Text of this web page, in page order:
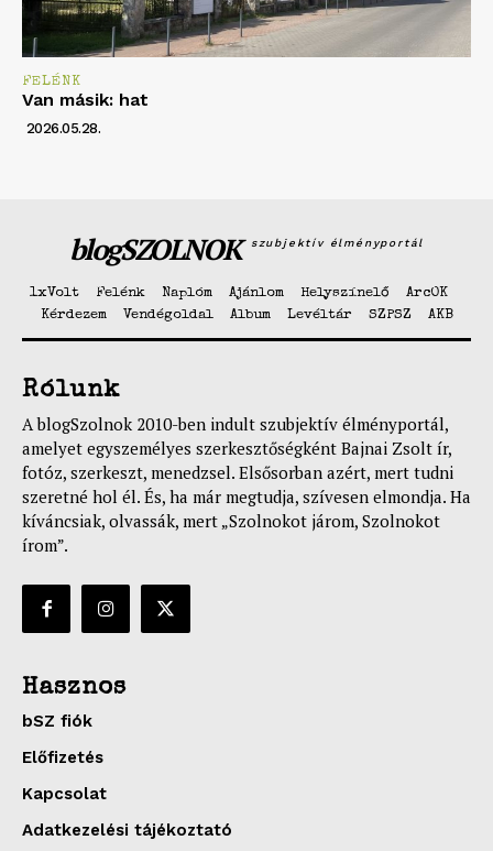
FELÉNK
Van másik: hat
2026.05.28.
blogSZOLNOK szubjektív élményportál
1xVolt Felénk Naplóm Ajánlom Helyszínelő
ArcOK
Kérdezem
Vendégoldal Album Levéltár SZPSZ AKB
Rólunk
A blogSzolnok 2010-ben indult szubjektív élményportál,
amelyet egyszemélyes szerkesztőségként Bajnai Zsolt ír,
fotóz, szerkeszt, menedzsel. Elsősorban azért, mert tudni
szeretné hol él. És, ha már megtudja, szívesen elmondja. Ha
kíváncsiak, olvassák, mert „Szolnokot járom, Szolnokot
írom”.
Hasznos
bSZ fiók
Előfizetés
Kapcsolat
Adatkezelési tájékoztató